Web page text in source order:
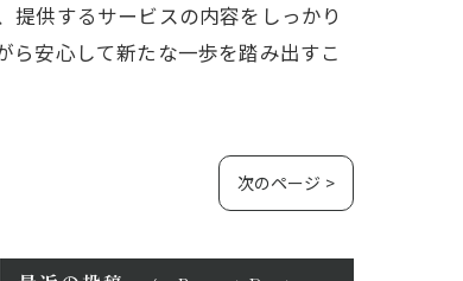
供するサービスの内容をしっかり
安心して新たな一歩を踏み出すこ
次のページ >